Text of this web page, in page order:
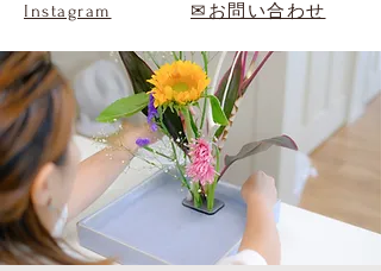
Instagram ✉お問い合わせ